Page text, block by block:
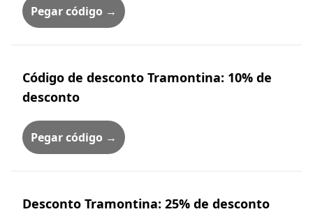
Pegar código →
Código de desconto Tramontina: 10% de
desconto
Pegar código →
Desconto Tramontina: 25% de desconto